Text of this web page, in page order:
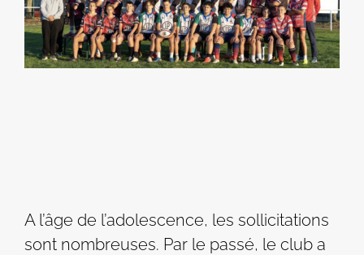
A l’âge de l’adolescence, les sollicitations
sont nombreuses. Par le passé, le club a